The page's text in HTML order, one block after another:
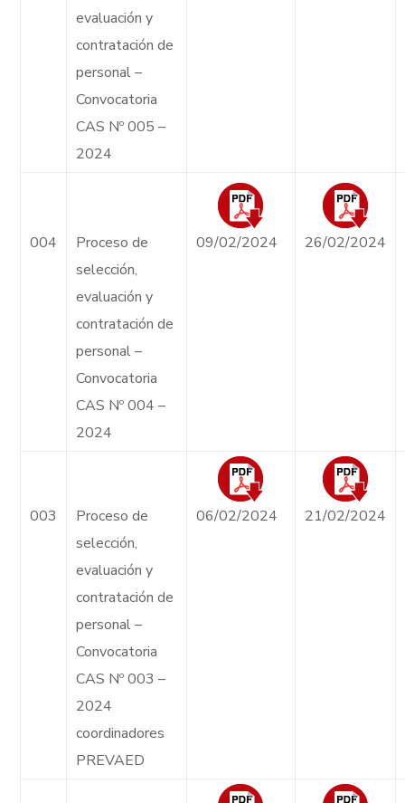
evaluación y
contratación de
personal –
Convocatoria
CAS Nº 005 –
2024
004
Proceso de
selección,
evaluación y
contratación de
personal –
Convocatoria
CAS Nº 004 –
2024
09/02/2024 26/02/2024
003
Proceso de
selección,
evaluación y
contratación de
personal –
Convocatoria
CAS Nº 003 –
2024
coordinadores
PREVAED
06/02/2024 21/02/2024